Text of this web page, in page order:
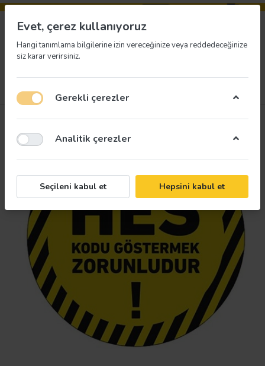
Evet, çerez kullanıyoruz
Hangi tanımlama bilgilerine izin vereceğinize veya reddedeceğinize
siz karar verirsiniz.
Gerekli çerezler
Analitik çerezler
Seçileni kabul et Hepsini kabul et